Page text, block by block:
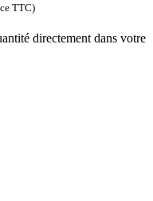
TTC)
directement dans votre